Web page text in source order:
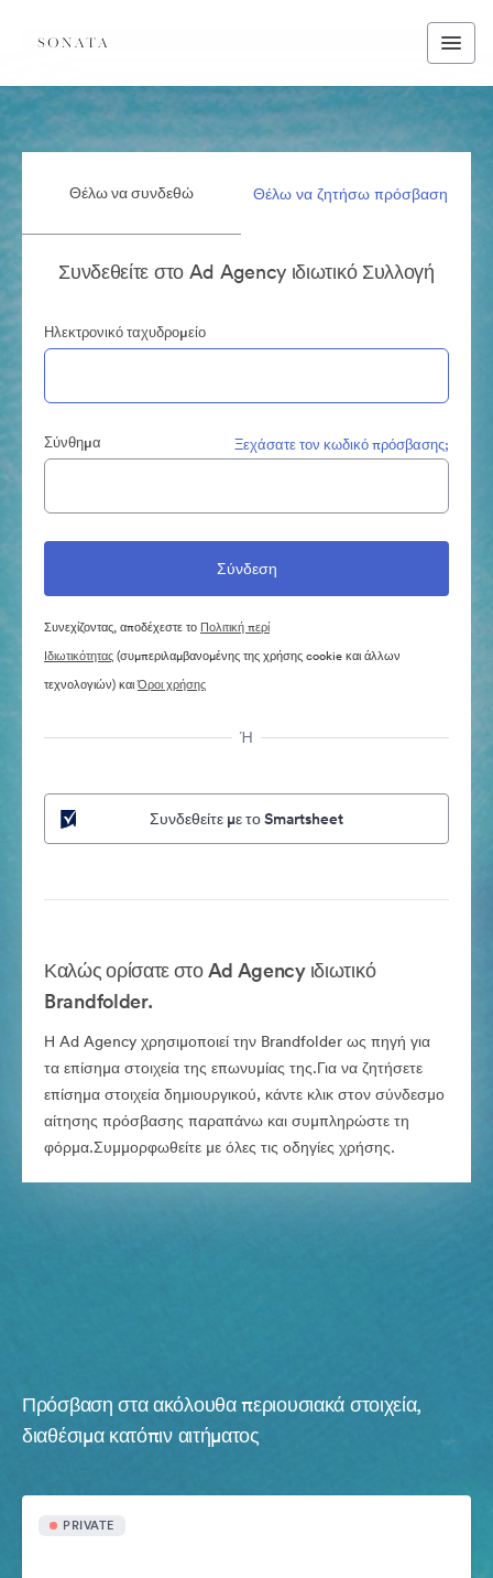
Θέλω να συνδεθώ Θέλω να ζητήσω πρόσβαση
Συνδεθείτε στο Ad Agency ιδιωτικό Συλλογή
Ηλεκτρονικό ταχυδρομείο
Σύνθημα Ξεχάσατε τον κωδικό πρόσβασης;
Συνεχίζοντας, αποδέχεστε το Πολιτική περί
Ιδιωτικότητας(συμπεριλαμβανομένης της χρήσης cookie και άλλων
τεχνολογιών) καιΌροι χρήσης
Ή
Συνδεθείτε με το Smartsheet
Καλώς ορίσατε στο Ad Agency ιδιωτικό
Brandfolder.
Η Ad Agency χρησιμοποιεί την Brandfolder ως πηγή για
τα επίσημα στοιχεία της επωνυμίας της.Για να ζητήσετε
επίσημα στοιχεία δημιουργικού, κάντε κλικ στον σύνδεσμο
αίτησης πρόσβασης παραπάνω και συμπληρώστε τη
φόρμα.Συμμορφωθείτε με όλες τις οδηγίες χρήσης.
Πρόσβαση στα ακόλουθα περιουσιακά στοιχεία,
διαθέσιμα κατόπιν αιτήματος
PRIVATE